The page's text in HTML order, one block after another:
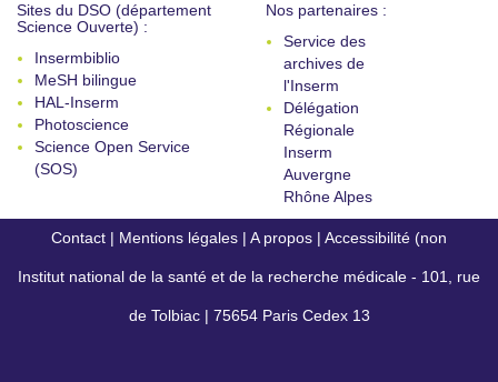
Sites du DSO (département
Science Ouverte) :
Insermbiblio
MeSH bilingue
HAL-Inserm
Photoscience
Science Open Service
(SOS)
Nos partenaires :
Service des
archives de
l'Inserm
Délégation
Régionale
Inserm
Auvergne
Rhône Alpes
Contact | Mentions légales | A propos | Accessibilité (non
conforme)
Institut national de la santé et de la recherche médicale - 101, rue
de Tolbiac | 75654 Paris Cedex 13